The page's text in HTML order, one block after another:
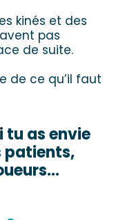
kinés et des
pas
de suite.
de ce qu’il faut
tu as envie
patients,